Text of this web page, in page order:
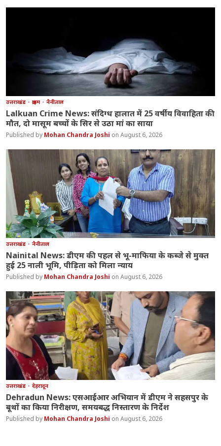
उत्तराखंड क्राइम नैनीताल
Lalkuan Crime News: संदिग्ध हालात में 25 वर्षीय विवाहिता की
मौत, दो मासूम बच्चों के सिर से उठा मां का साया
Mohan Chandra Joshi August 6, 2026
उत्तराखंड नैनीताल
Nainital News: डीएम की पहल से भू-माफिया के कब्जे से मुक्त
हुई 25 नाली भूमि, पीड़िता को मिला न्याय
Mohan Chandra Joshi August 6, 2026
उत्तराखंड देहरादून
Dehradun News: एसआईआर अभियान में डीएम ने सहसपुर के
बूथों का किया निरीक्षण, समयबद्ध निस्तारण के निर्देश
Mohan Chandra Joshi August 6, 2026